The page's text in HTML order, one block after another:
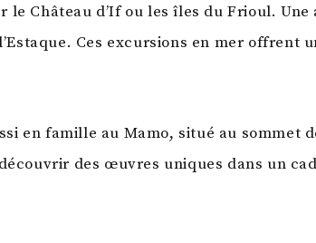
le Château d’If ou les îles du Frioul. Une
Ces excursions en mer offrent
en famille au Mamo, situé au sommet
des œuvres uniques dans un